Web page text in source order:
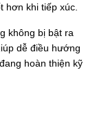
hơn khi tiếp xúc.
không bị bật ra
dễ điều hướng
hoàn thiện kỹ